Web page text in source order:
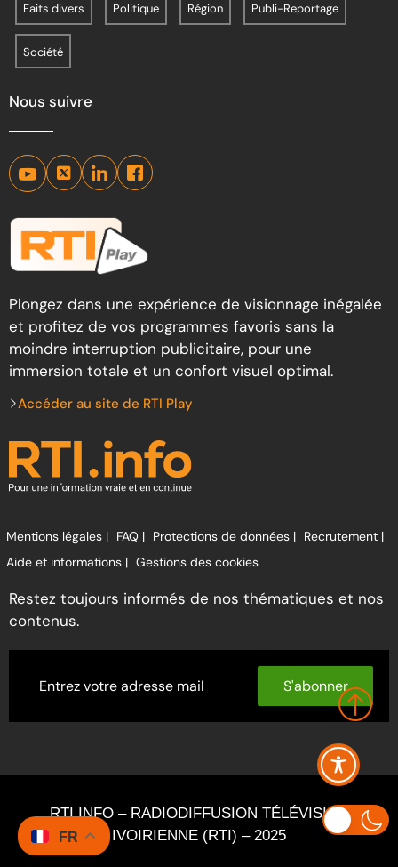
Faits divers Politique Région Publi-Reportage
Société
Nous suivre
Plongez dans une expérience de visionnage inégalée
et profitez de vos programmes favoris sans la
moindre interruption publicitaire, pour une
immersion totale et un confort visuel optimal.
Accéder au site de RTI Play
Mentions légales | FAQ | Protections de données | Recrutement |
Aide et informations | Gestions des cookies
Restez toujours informés de nos thématiques et nos
contenus.
S'abonner
RTI INFO – RADIODIFFUSION TÉLÉVISION
IVOIRIENNE (RTI) – 2025
FR